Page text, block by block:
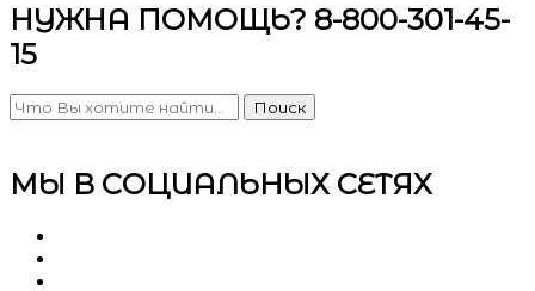
НУЖНА ПОМОЩЬ? 8-800-301-45-
15
Поиск
МЫ В СОЦИАЛЬНЫХ СЕТЯХ